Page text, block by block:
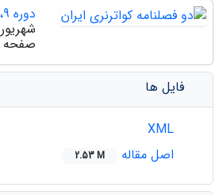
دوره 9، 1و 2
شهریور 1402
صفحه
فایل ها
اصل مقاله
2.53 M